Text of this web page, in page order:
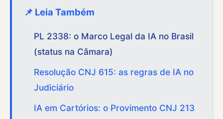
📌 Leia Também
PL 2338: o Marco Legal da IA no Brasil
(status na Câmara)
Resolução CNJ 615: as regras de IA no
Judiciário
IA em Cartórios: o Provimento CNJ 213